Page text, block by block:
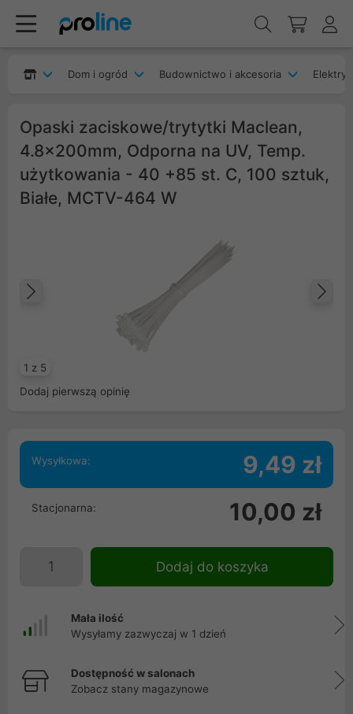
Dom i ogród Budownictwo i akcesoria
Opaski zaciskowe/trytytki Maclean,
4.8x200mm, Odporna na UV, Temp.
użytkowania - 40 +85 st. C, 100 sztuk,
Białe, MCTV-464 W
1 z 5
Poprzedni
Dodaj pierwszą opinię
Wysyłkowa: 9,49 zł
Stacjonarna: 10,00 zł
Dodaj do koszyka
Mała ilość
Wysyłamy zazwyczaj w 1 dzień
Dostępność w salonach
Zobacz stany magazynowe